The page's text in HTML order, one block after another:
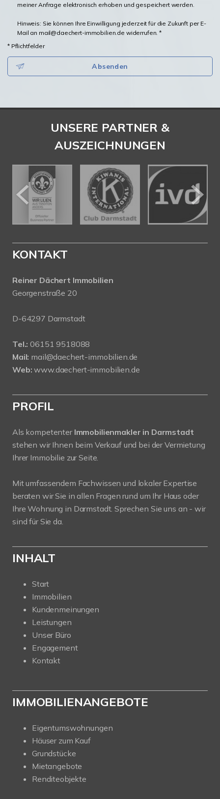
meiner Anfrage elektronisch erhoben und gespeichert werden.
Hinweis: Sie können Ihre Einwilligung jederzeit für die Zukunft per E-
Mail an mail@daechert-immobilien.de widerrufen. *
* Pflichtfelder
Absenden
UNSERE PARTNER &
AUSZEICHNUNGEN
KONTAKT
Reiner Dächert Immobilien
Georgenstraße 20
D-64297 Darmstadt
Tel.: 06151 9518088
Mail: mail@daechert-immobilien.de
Web: www.daechert-immobilien.de
PROFIL
Als kompetenter Immobilienmakler in Darmstadt
stehen wir Ihnen beim Verkauf und bei der Vermietung
Ihrer Immobilie zur Seite.
Mit umfassendem Fachwissen und lokaler Expertise
beraten wir Sie in allen Fragen rund um Ihr Haus oder
Ihre Wohnung in Darmstadt. Sprechen Sie uns an - wir
sind für Sie da.
INHALT
Start
Immobilien
Kundenmeinungen
Leistungen
Unser Büro
Engagement
Kontakt
IMMOBILIENANGEBOTE
Eigentumswohnungen
Häuser zum Kauf
Grundstücke
Mietangebote
Renditeobjekte